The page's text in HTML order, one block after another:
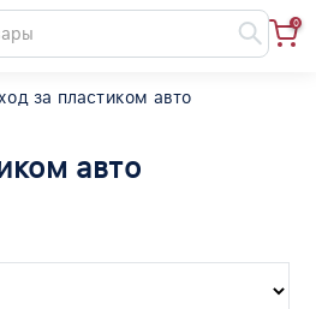
0
за пластиком авто
авто